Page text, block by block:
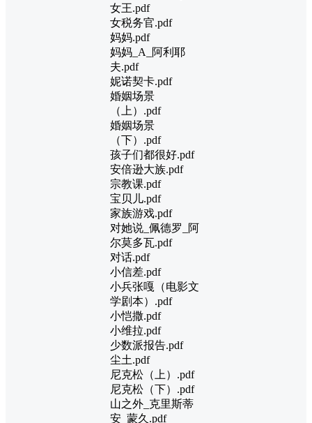
女王.pdf
女税务官.pdf
妈妈.pdf
妈妈_A_阿利耶
夫.pdf
妮诺契卡.pdf
婚姻场景
（上）.pdf
婚姻场景
（下）.pdf
孩子们都很好.pdf
安倍逊大族.pdf
宗教课.pdf
宝贝儿.pdf
家族游戏.pdf
对她说_佩德罗_阿
尔莫多瓦.pdf
对话.pdf
小信差.pdf
小兵张嘎（电影文
学剧本）.pdf
小恺撒.pdf
小维拉.pdf
少数派报告.pdf
尘土.pdf
尼克松（上）.pdf
尼克松（下）.pdf
山之外_克里斯蒂
安_蒙久.pdf